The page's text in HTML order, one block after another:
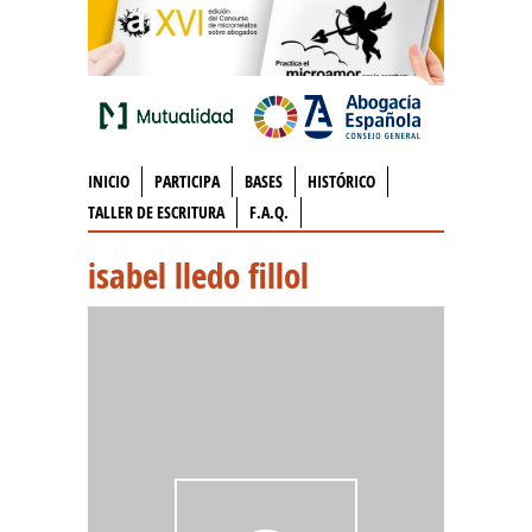
INICIO PARTICIPA BASES
HISTÓRICO
TALLER DE ESCRITURA
F.A.Q.
isabel lledo fillol